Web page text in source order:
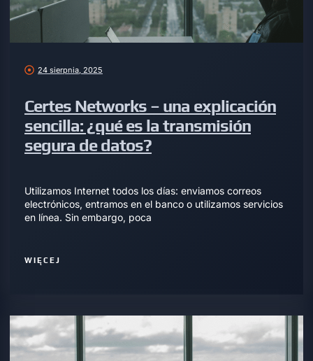
24 sierpnia, 2025
Certes Networks – una explicación
sencilla: ¿qué es la transmisión
segura de datos?
Utilizamos Internet todos los días: enviamos correos
electrónicos, entramos en el banco o utilizamos servicios
en línea. Sin embargo, poca
WIĘCEJ